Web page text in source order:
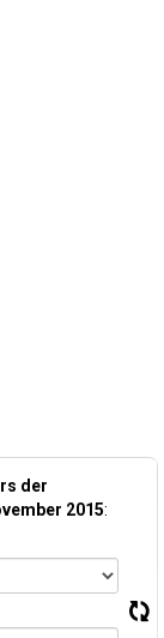
der
2015: